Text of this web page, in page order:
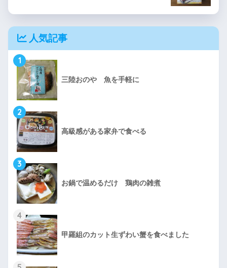
人気記事
1
三陸おのや 魚を手軽に
2
高級感がある家弁で食べる
3
お鍋で温めるだけ 鶏肉の雑煮
4
甲羅組のカット生ずわい蟹を食べました